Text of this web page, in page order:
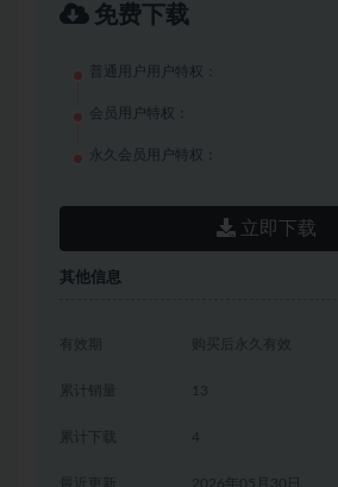
免费下载
普通用户用户特权：
会员用户特权：
永久会员用户特权：
立即下载
其他信息
有效期 购买后永久有效
累计销量 13
累计下载
2026年05月30日